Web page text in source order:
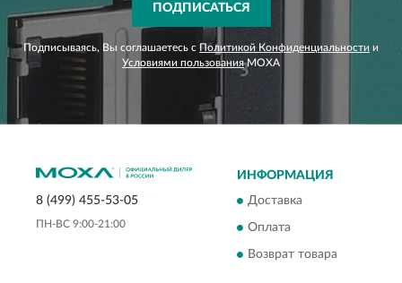
ПОДПИСАТЬСЯ
Подписываясь, Вы соглашаетесь с Политикой Конфиденциальности и
Условиями пользованияMOXA
8 (499) 455-53-05
ПН-ВС 9:00-21:00
ИНФОРМАЦИЯ
Доставка
Оплата
Возврат товара